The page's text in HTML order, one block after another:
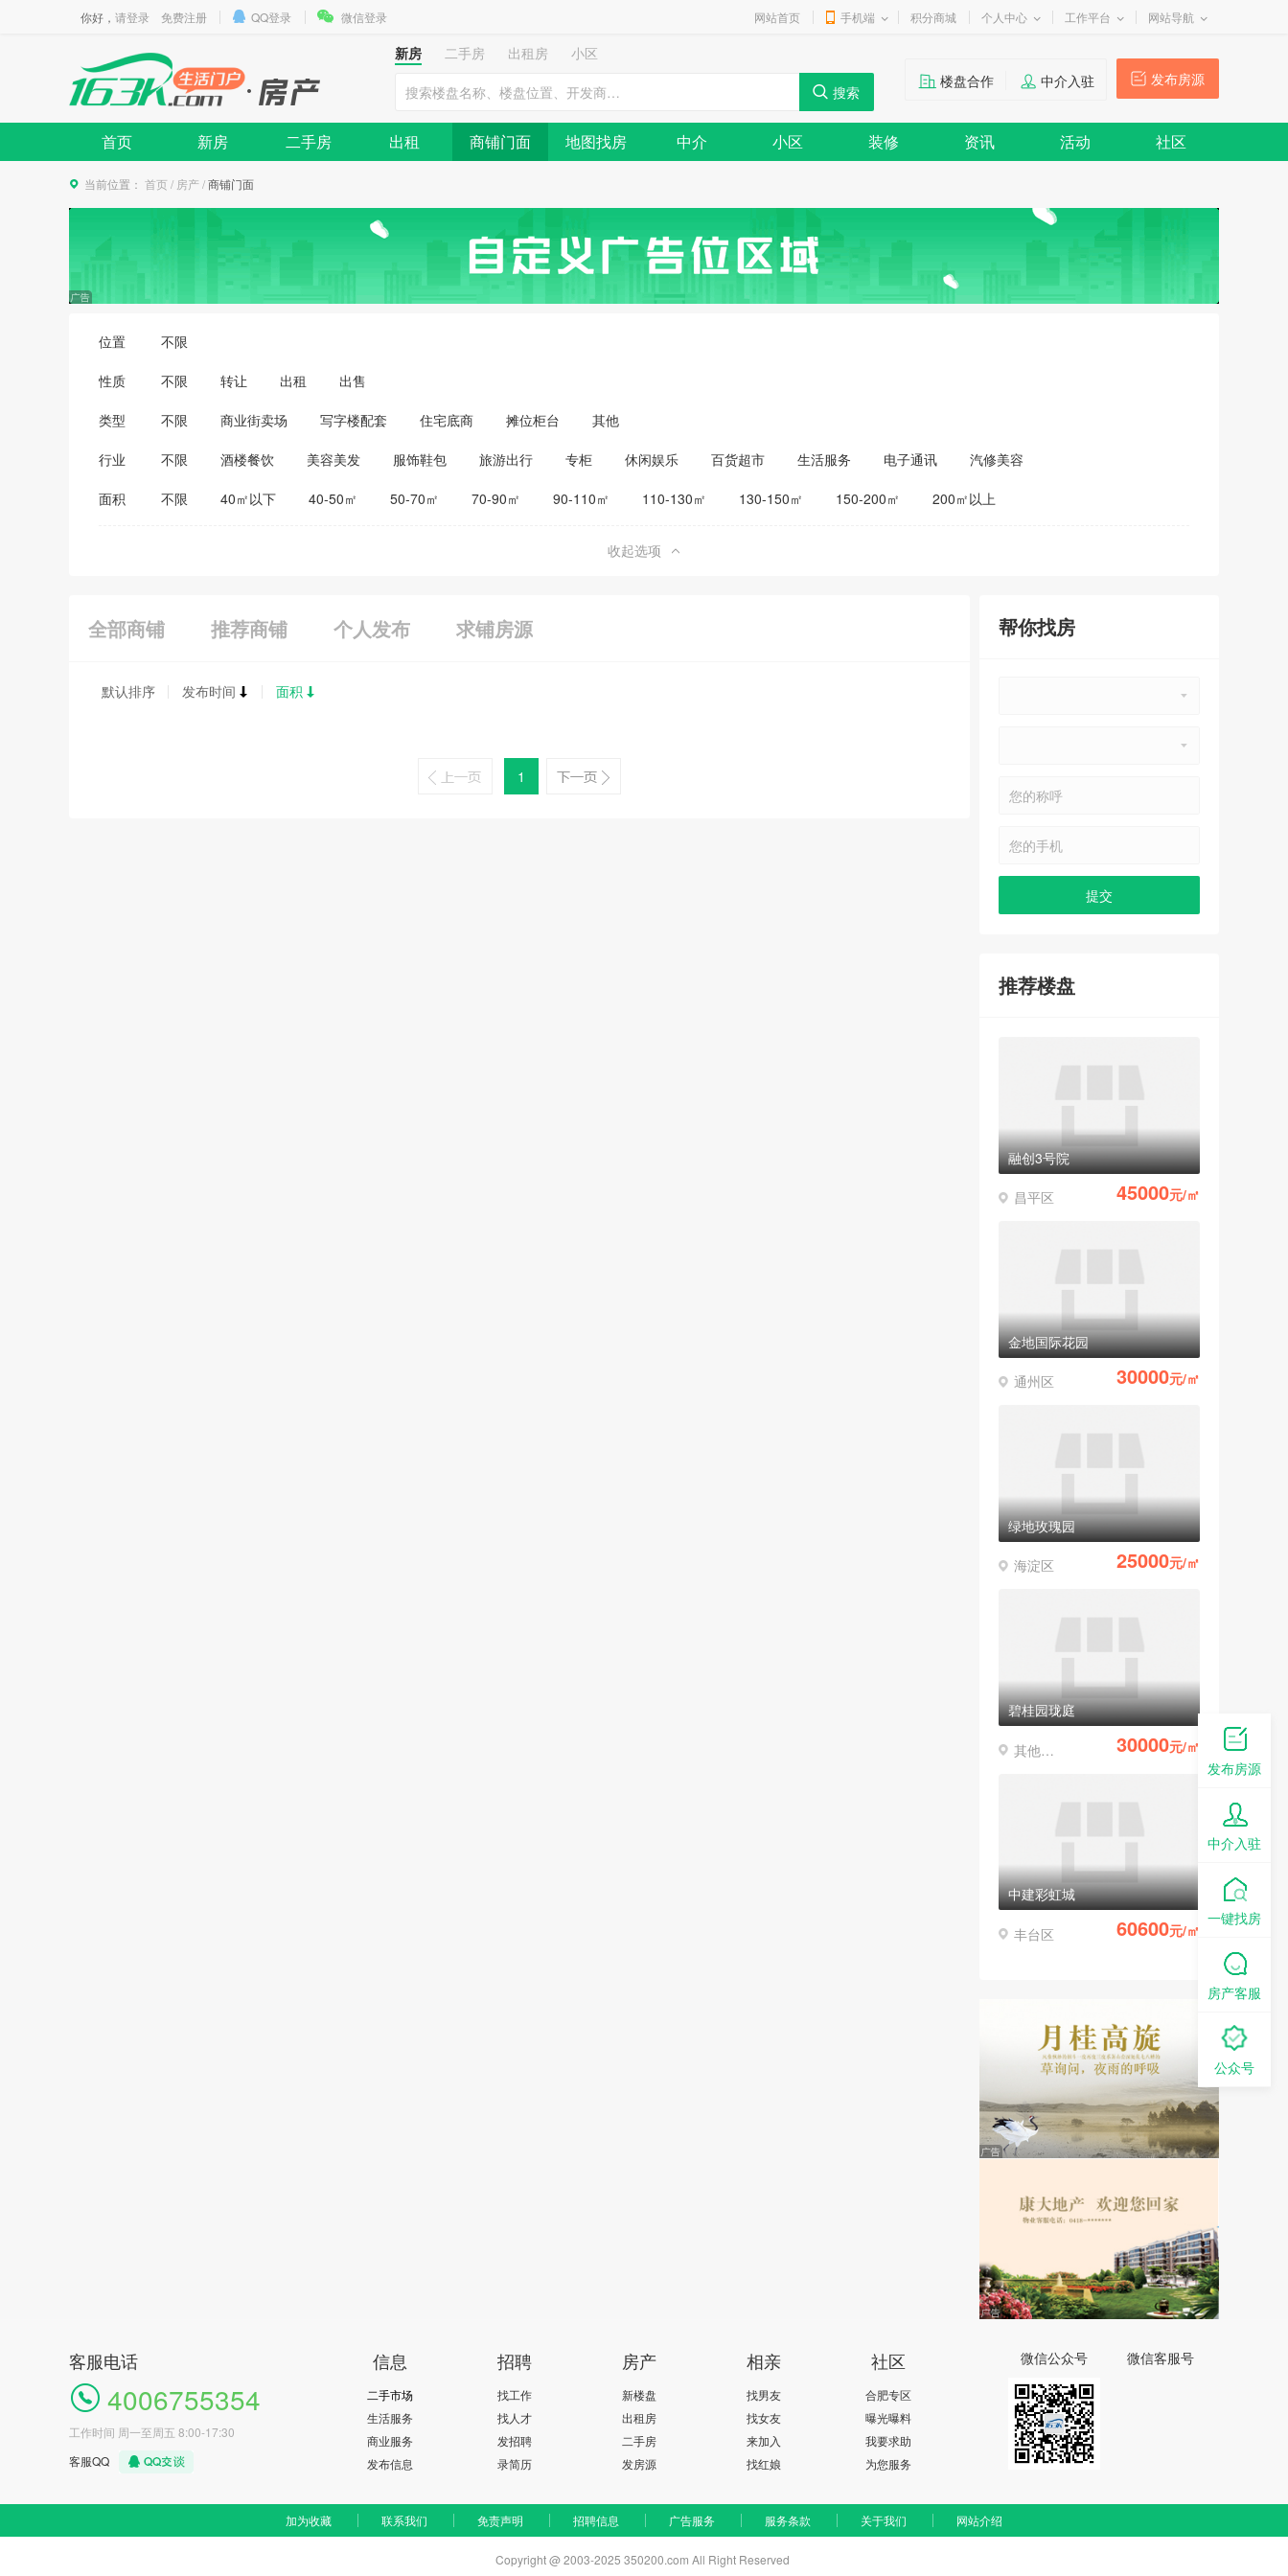
你好， 请登录 免费注册 QQ登录 微信登录 网站首页 手机端 积分商城 个人中心 工作平台 网站导航
新房 二手房 出租房
小区
发布房源
楼盘合作 中介入驻
首页 新房 二手房 出租 商铺门面 地图找房 中介 小区 装修 资讯 活动 社区
当前位置： 首页 / 房产/商铺门面
位置 不限
性质 不限 转让 出租 出售
类型 不限 商业街卖场 写字楼配套 住宅底商 摊位柜台 其他
行业 不限 酒楼餐饮 美容美发 服饰鞋包 旅游出行 专柜 休闲娱乐 百货超市 生活服务 电子通讯
汽修美容
医药保健
家居建材
面积 不限 40㎡以下 40-50㎡ 50-70㎡ 70-90㎡ 90-110㎡ 110-130㎡ 130-150㎡ 150-200㎡ 200㎡以上
收起选项
全部商铺 推荐商铺 个人发布 求铺房源
默认排序 发布时间 面积
1
帮你找房
推荐楼盘
融创3号院
昌平区 45000元/㎡
金地国际花园
通州区 30000元/㎡
绿地玫瑰园
海淀区 25000元/㎡
碧桂园珑庭
其他区县 30000元/㎡
中建彩虹城
丰台区 60600元/㎡
客服电话
4006755354
工作时间 周一至周五 8:00-17:30
客服QQ
信息
二手市场
生活服务
商业服务
发布信息
招聘
找工作
找人才
发招聘
录简历
房产
新楼盘
出租房
二手房
发房源
相亲
找男友
找女友
来加入
找红娘
社区
合肥专区
曝光曝料
我要求助
为您服务
微信公众号 微信客服号
加为收藏 联系我们 免责声明 招聘信息 广告服务 服务条款 关于我们 网站介绍
Copyright @ 2003-2025 350200.com All Right Reserved
发布房源
中介入驻
一键找房
房产客服
公众号